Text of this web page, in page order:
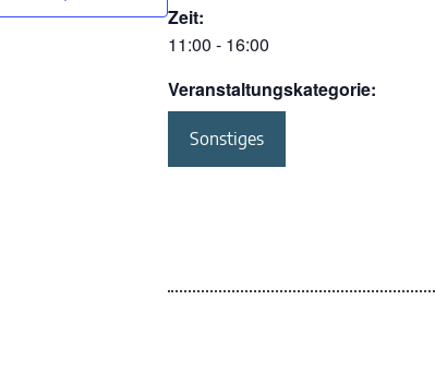
Zeit:
11:00 - 16:00
Veranstaltungskategorie:
Sonstiges